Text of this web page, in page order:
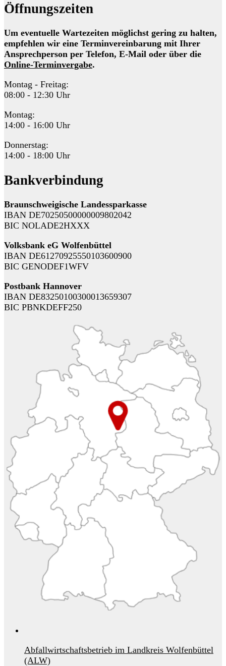
Öffnungszeiten
Um eventuelle Wartezeiten möglichst gering zu halten,
empfehlen wir eine Terminvereinbarung mit Ihrer
Ansprechperson per Telefon, E-Mail oder über die
Online-Terminvergabe.
Montag - Freitag:
08:00 - 12:30 Uhr
Montag:
14:00 - 16:00 Uhr
Donnerstag:
14:00 - 18:00 Uhr
Bankverbindung
Braunschweigische Landessparkasse
IBAN DE70250500000009802042
BIC NOLADE2HXXX
Volksbank eG Wolfenbüttel
IBAN DE61270925550103600900
BIC GENODEF1WFV
Postbank Hannover
IBAN DE83250100300013659307
BIC PBNKDEFF250
Abfallwirtschaftsbetrieb im Landkreis Wolfenbüttel
(ALW)